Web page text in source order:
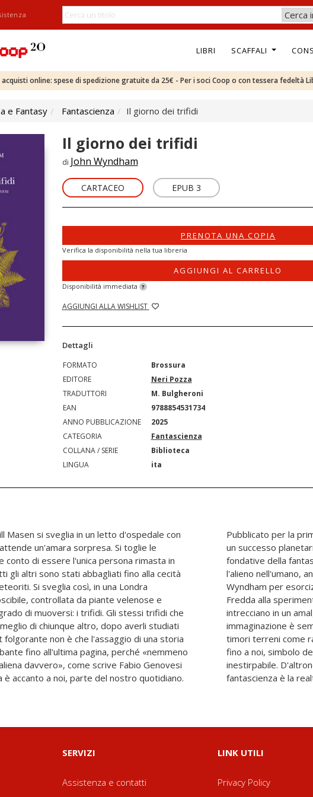
LIBRI SCAFFALI
acquisti online: spese di spedizione gratuite da 25€ - Per i soci Coop o con tessera fedeltà
e Fantasy Fantascienza Il giorno dei trifidi
Il giorno dei trifidi
di John Wyndham
CARTACEO EPUB 3
PRENOTA UNA COPIA
Verifica la disponibilità nella tua libreria
AGGIUNGI AL CARRELLO
Disponibilità immediata ?
AGGIUNGI ALLA WISHLIST
Dettagli
FORMATO
Brossura
EDITORE
Neri Pozza
TRADUTTORI
M. Bulgheroni
EAN
9788854531734
ANNO PUBBLICAZIONE
2025
CATEGORIA
Fantascienza
COLLANA / SERIE
Biblioteca
LINGUA
ita
Masen si sveglia in un letto d'ospedale con
un'amara sorpresa. Si toglie le
conto di essere l'unica persona rimasta in
gli altri sono stati abbagliati fino alla cecità
Si sveglia così, in una Londra
controllata da piante velenose e
di muoversi: i trifidi. Gli stessi trifidi che
di chiunque altro, dopo averli studiati
folgorante non è che l'assaggio di una storia
fino all'ultima pagina, perché «nemmeno
davvero», come scrive Fabio Genovesi
è accanto a noi, parte del nostro quotidiano.
volta nel 1951, Il giorno dei trifidi diventa
e verrà riconosciuto tra le opere
nella sua epoca d'oro. Indagare
l'estraneo nel familiare è la chiave di
le angosce del suo tempo, dalla Guerra
biologica. Storia, presente e umano si
indissolubile, in cui il confine tra realtà e
più sfocato. Il giorno dei trifidi nutre
gigantesche che si propagano implacabili
dell'arroganza umana nella sua forma più
conclude Genovesi, «la più grande
fantascienza è la
SERVIZI
Assistenza e contatti
LINK UTILI
Privacy Policy